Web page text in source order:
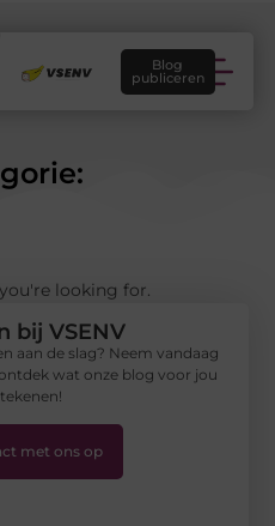
Blog
publiceren
looking for.
bij VSENV
aan de slag? Neem vandaag
wat onze blog voor jou
met ons op